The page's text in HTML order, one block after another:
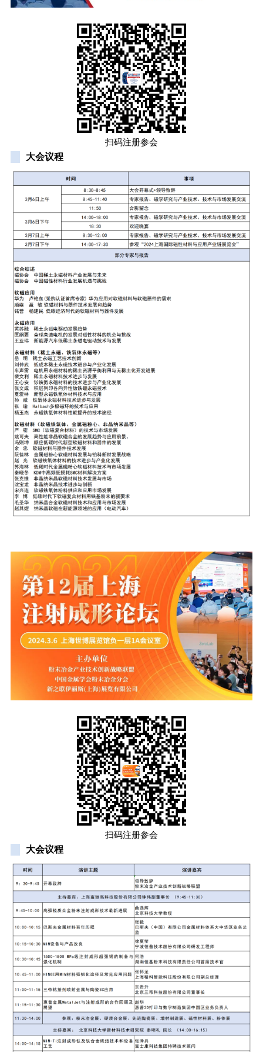
扫码注册参会
大会议程
扫码注册参会
大会议程